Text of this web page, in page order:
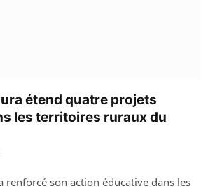
étend quatre projets
les territoires ruraux du
renforcé son action éducative dans les